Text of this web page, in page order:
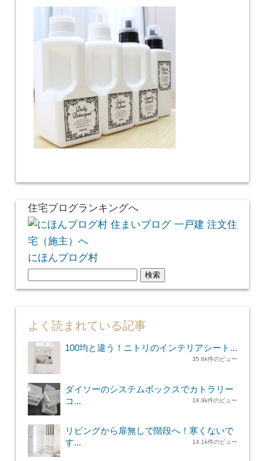
住宅ブログランキングへ
にほんブログ村
索:
よく読まれている記事
100均と違う！ニトリのインテリアシート...
35.6k件のビュー
ダイソーのシステムボックスでカトラリー
コ...
18.9k件のビュー
リビングから扉無しで階段へ！寒くないで
す...
14.1k件のビュー